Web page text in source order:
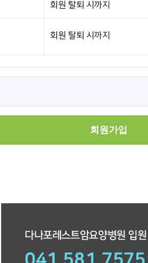
회원 탈퇴 시까지
회원 탈퇴 시까지
회원가입
다나포레스트암요양병원 입